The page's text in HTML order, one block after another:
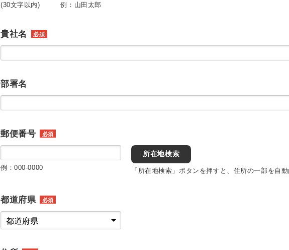
(30文字以内) 例：山田太郎
貴社名 必須
部署名
郵便番号 必須
例：000-0000
所在地検索
「所在地検索」ボタンを押すと、住所の一部を自動
都道府県 必須